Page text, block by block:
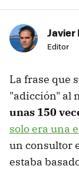
Javier
Editor
La frase que
"adicción" al
unas 150
solo era una
un consultor
estaba